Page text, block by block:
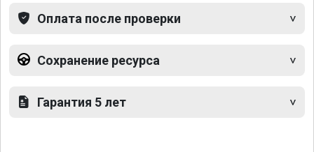
Оплата после проверки
Сохранение ресурса
Гарантия 5 лет